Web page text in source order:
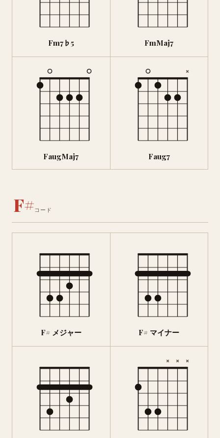
Fm7♭5 FmMaj7
FaugMaj7
×
Faug7
F#コード
F# メジャー F# マイナー
× × ×